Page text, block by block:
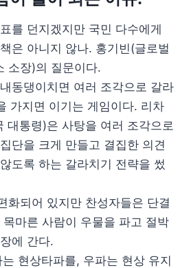
를 던지겠지만 국민 다수에게
은 아니지 않나. 홍기빈(글로벌
소장)의 질문이다.
동댕이치면 여러 조각으로 갈라
가지면 이기는 게임이다. 리차
대통령)은 사탕을 여러 조각으로
단을 크게 만들고 결집한 의견
도록 하는 갈라치기 전략을 썼
화되어 있지만 찬성자들은 단결
마른 사람이 우물을 파고 절박
에 간다.
는 현상타파를, 우파는 현상 유지